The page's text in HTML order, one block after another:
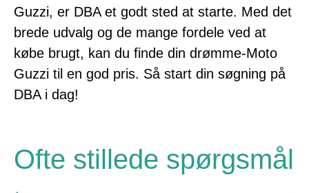
Guzzi, er DBA et godt sted at starte. Med det
brede udvalg og de mange fordele ved at
købe brugt, kan du finde din drømme-Moto
Guzzi til en god pris. Så start din søgning på
DBA i dag!
Ofte stillede spørgsmål